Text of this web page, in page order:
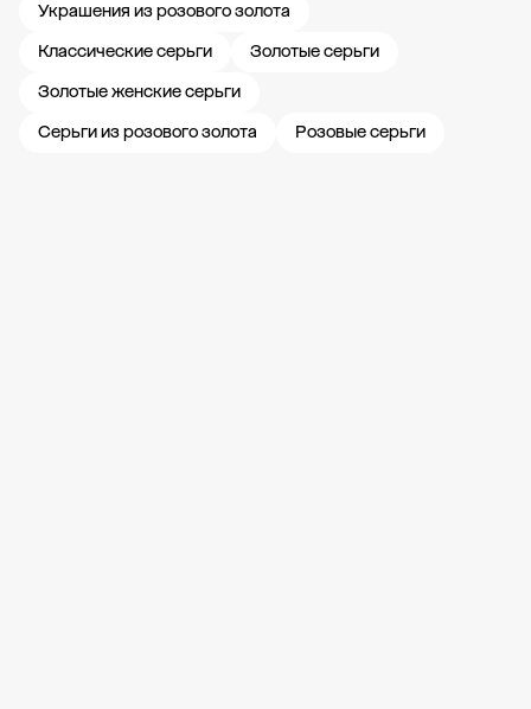
Украшения из розового золота
Классические серьги
Золотые серьги
Золотые женские серьги
Серьги из розового золота
Розовые серьги